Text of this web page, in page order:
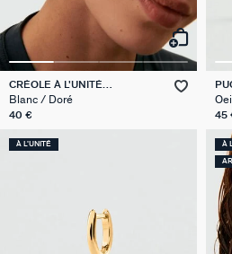
CRÉOLE À L'UNITÉ
EAR2SUZETTE
Blanc / Doré
40 € 45
À L'UNITÉ À